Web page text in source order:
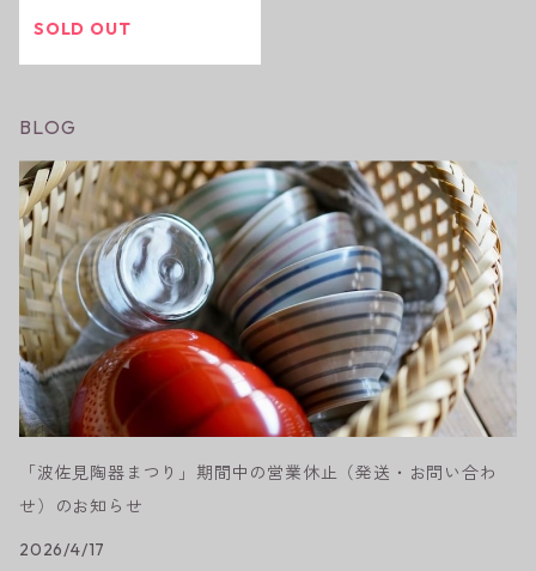
SOLD OUT
BLOG
「波佐見陶器まつり」期間中の営業休止（発送・お問い合わ
せ）のお知らせ
2026/4/17